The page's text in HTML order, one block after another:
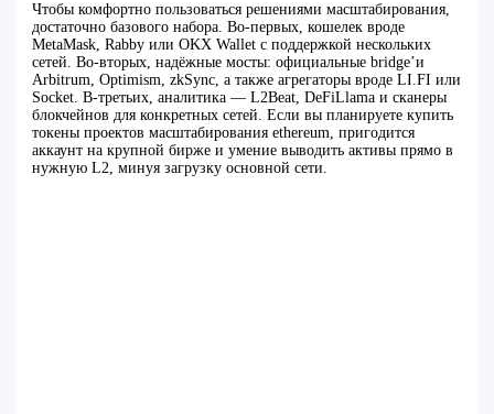
Чтобы комфортно пользоваться решениями масштабирования,
достаточно базового набора. Во‑первых, кошелек вроде
MetaMask, Rabby или OKX Wallet с поддержкой нескольких
сетей. Во‑вторых, надёжные мосты: официальные bridge’и
Arbitrum, Optimism, zkSync, а также агрегаторы вроде LI.FI или
Socket. В‑третьих, аналитика — L2Beat, DeFiLlama и сканеры
блокчейнов для конкретных сетей. Если вы планируете купить
токены проектов масштабирования ethereum, пригодится
аккаунт на крупной бирже и умение выводить активы прямо в
нужную L2, минуя загрузку основной сети.